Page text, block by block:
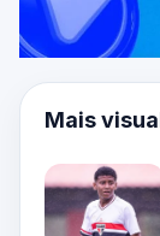
Mais